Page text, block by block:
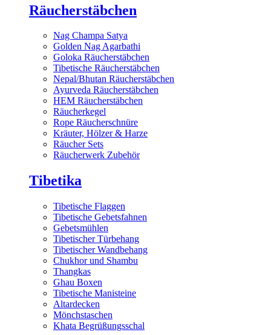
Räucherstäbchen
Nag Champa Satya
Golden Nag Agarbathi
Goloka Räucherstäbchen
Tibetische Räucherstäbchen
Nepal/Bhutan Räucherstäbchen
Ayurveda Räucherstäbchen
HEM Räucherstäbchen
Räucherkegel
Rope Räucherschnüre
Kräuter, Hölzer & Harze
Räucher Sets
Räucherwerk Zubehör
Tibetika
Tibetische Flaggen
Tibetische Gebetsfahnen
Gebetsmühlen
Tibetischer Türbehang
Tibetischer Wandbehang
Chukhor und Shambu
Thangkas
Ghau Boxen
Tibetische Manisteine
Altardecken
Mönchstaschen
Khata Begrüßungsschal